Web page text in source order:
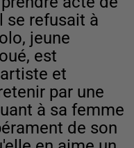
se refusait à
jeune
est
et
par une
à sa femme
de son